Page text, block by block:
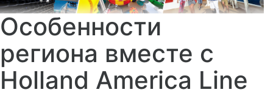
Особенности
региона вместе с
Holland America Line